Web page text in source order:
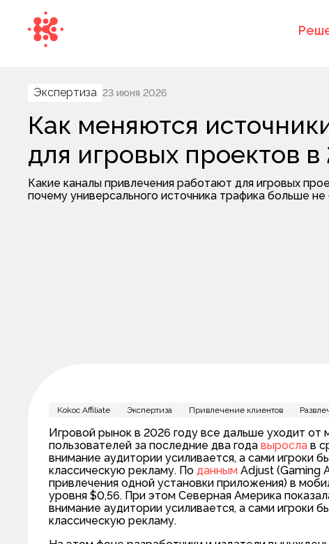
Экспертиза 23 июня 2026
Как меняются
для игровых проектов в
Какие каналы привлечения работают для игровых
почему универсального источника трафика больше
Kokoc Affiliate Экспертиза Привлечение клиентов
Игровой рынок в 2026 году все дальше уходит
пользователей за последние два года выросла в
внимание аудитории усиливается, а сами
классическую рекламу. По данным Adjust (Gaming
привлечения одной установки приложения) в
уровня $0,56. При этом Северная Америка
внимание аудитории усиливается, а сами
классическую рекламу.